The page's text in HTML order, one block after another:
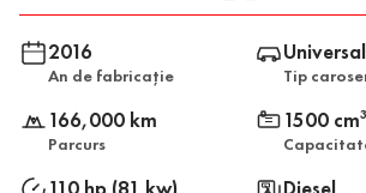
2016
An de fabricație
Universal
Tip
166,000 km
Parcurs
1500 cm3